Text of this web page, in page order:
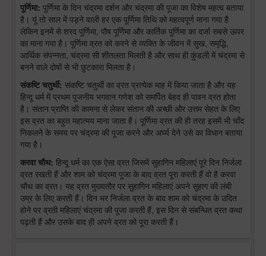
पूर्णिमा: पूर्णिमा के दिन चंद्रमा दर्शन और चंद्रमा की पूजा का विशेष महत्व बताया
है। यूं तो साल में पड़ने वाली हर एक पूर्णिमा तिथि को महत्वपूर्ण माना गया है
लेकिन इनमें से शरद पूर्णिमा, पौष पूर्णिमा और कार्तिक पूर्णिमा का दर्जा सबसे ऊपर
का माना गया है। पूर्णिमा व्रत को करने से व्यक्ति के जीवन में सुख, समृद्धि,
आर्थिक संपन्नता, चंद्रमा सी शीतलता मिलती है और साथ ही कुंडली में चंद्रमा से
बनने वाले दोषों से भी छुटकारा मिलता है।
संकष्टि चतुर्थी: संकष्टि चतुर्थी का व्रत प्रत्येक माह में किया जाता है और यह
हिन्दू धर्म में प्रथम पूजनीय भगवान गणेश को समर्पित बेहद ही पावन व्रत होता
है। संतान प्राप्ति की कामना से लेकर संतान की अच्छी और उत्तम सेहत के लिए
इस व्रत का बहुत महात्मय माना जाता है। पूर्णिमा व्रत की ही तरह इसमें भी चाँद
निकलने के समय पर चंद्रमा की पूजा करने और अर्घ्य देने उसे का विधान बताया
गया है।
करवा चौथ: हिन्दू धर्म का एक ऐसा व्रत जिसमें सुहागिन महिलाएं पूरे दिन निर्जला
व्रत रखती हैं और शाम को चंद्रमा पूजा के बाद व्रत पूरा करती हैं वो है करवा
चौथ का व्रत। यह व्रत मुख्यतौर पर सुहागिन महिलाएं अपने सुहाग की लंबी
उम्र के लिए करती हैं। दिन भर निर्जला व्रत के बाद शाम को चंद्रमा के उदित
होने पर व्रती महिलाएं चंद्रमा की पूजा करती हैं, इस दिन से संबन्धित व्रत कथा
पढ़ती हैं और उसके बाद ही अपने व्रत को पूरा करती हैं।